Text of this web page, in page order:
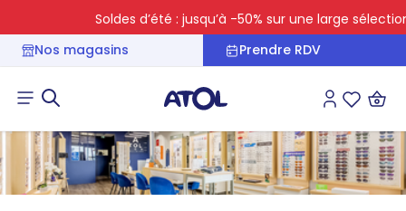
Soldes d’été : jusqu’à -50% sur une large sélection
Nos magasins
Prendre RDV
Connexion